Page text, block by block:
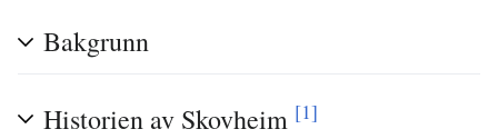
Bakgrunn
Historien av Skovheim [1]